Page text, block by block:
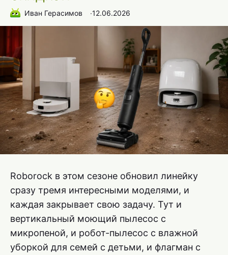
Иван Герасимов ∙12.06.2026
Roborock в этом сезоне обновил линейку
сразу тремя интересными моделями, и
каждая закрывает свою задачу. Тут и
вертикальный моющий пылесос с
микропеной, и робот-пылесос с влажной
уборкой для семей с детьми, и флагман с